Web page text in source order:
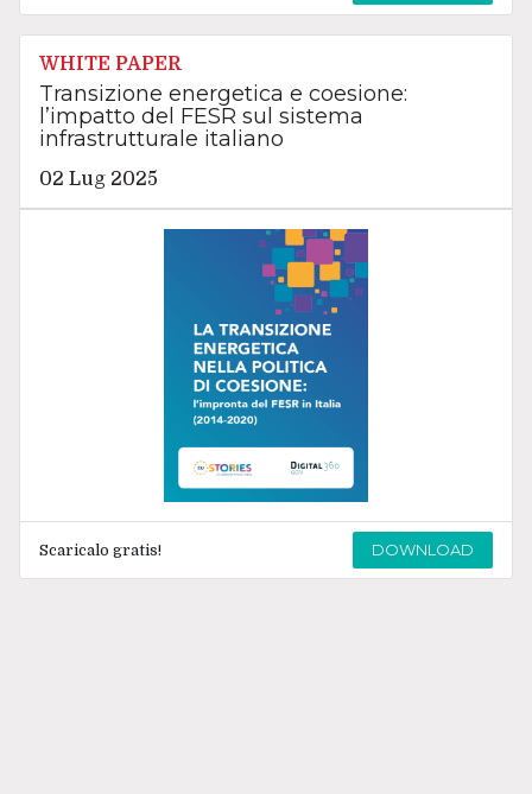
WHITE PAPER
Transizione energetica e coesione:
l’impatto del FESR sul sistema
infrastrutturale italiano
02 Lug 2025
Scaricalo gratis! DOWNLOAD